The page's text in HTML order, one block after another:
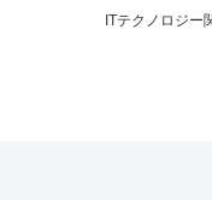
ITテクノロジー